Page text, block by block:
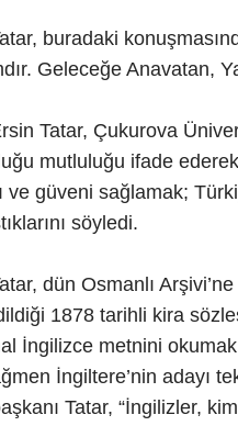
buradaki
Geleceğe Anavatan,
Tatar, Çukurova
mutluluğu ifade ederek
ve güveni sağlamak;
söyledi.
dün Osmanlı Arşivi’ne
1878 tarihli kira
İngilizce metnini
İngiltere’nin adayı
Tatar, “İngilizler,